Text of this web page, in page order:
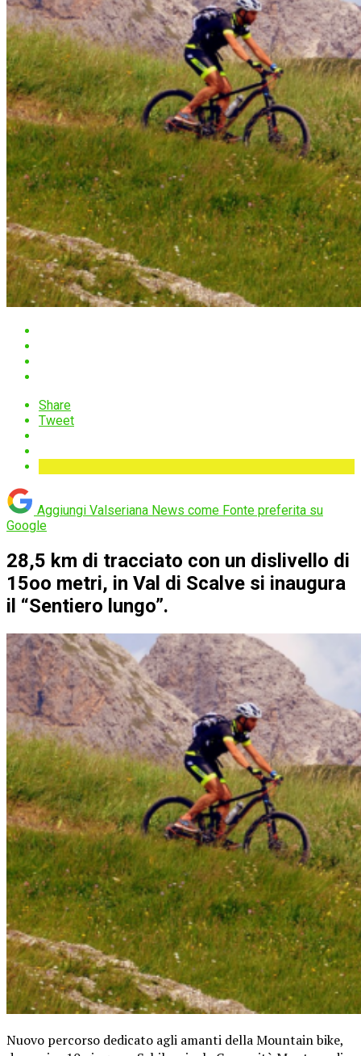
Share
Tweet
Aggiungi Valseriana News come Fonte preferita su
Google
28,5 km di tracciato con un dislivello di
15oo metri, in Val di Scalve si inaugura
il “Sentiero lungo”.
Nuovo percorso dedicato agli amanti della Mountain bike,